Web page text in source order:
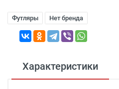
Футляры Нет бренда
Характеристики